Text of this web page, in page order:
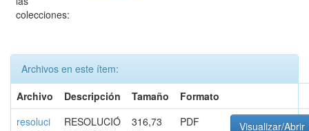
colecciones:
Archivos en este ítem:
Archivo
Descripción Tamaño
Formato
resoluci
RESOLUCIÓ
316,73
PDF Visualizar/Abrir